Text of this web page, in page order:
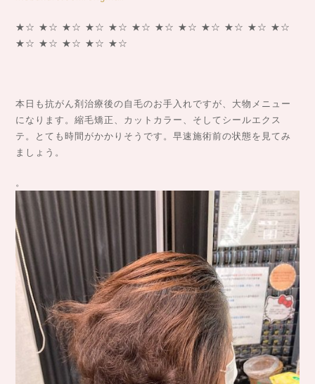
★☆ ★☆ ★☆ ★☆ ★☆ ★☆ ★☆ ★☆ ★☆ ★☆ ★☆ ★☆
★☆ ★☆ ★☆ ★☆ ★☆
本日も抗がん剤治療後の自毛のお手入れですが、大物メニュー
になります。縮毛矯正、カットカラー、そしてシールエクス
テ。とても時間がかかりそうです。早速施術前の状態を見てみ
ましょう。
。